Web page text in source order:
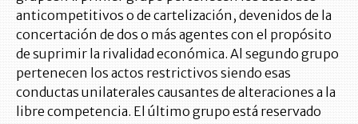
anticompetitivos o de cartelización, devenidos de la
concertación de dos o más agentes con el propósito
de suprimir la rivalidad económica. Al segundo grupo
pertenecen los actos restrictivos siendo esas
conductas unilaterales causantes de alteraciones a la
libre competencia. El último grupo está reservado